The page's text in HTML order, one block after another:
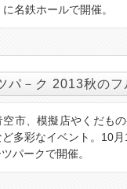
名鉄ホールで開催。
パ－ク 2013秋のフ
空市、模擬店やくだも
多彩なイベント。10
パークで開催。